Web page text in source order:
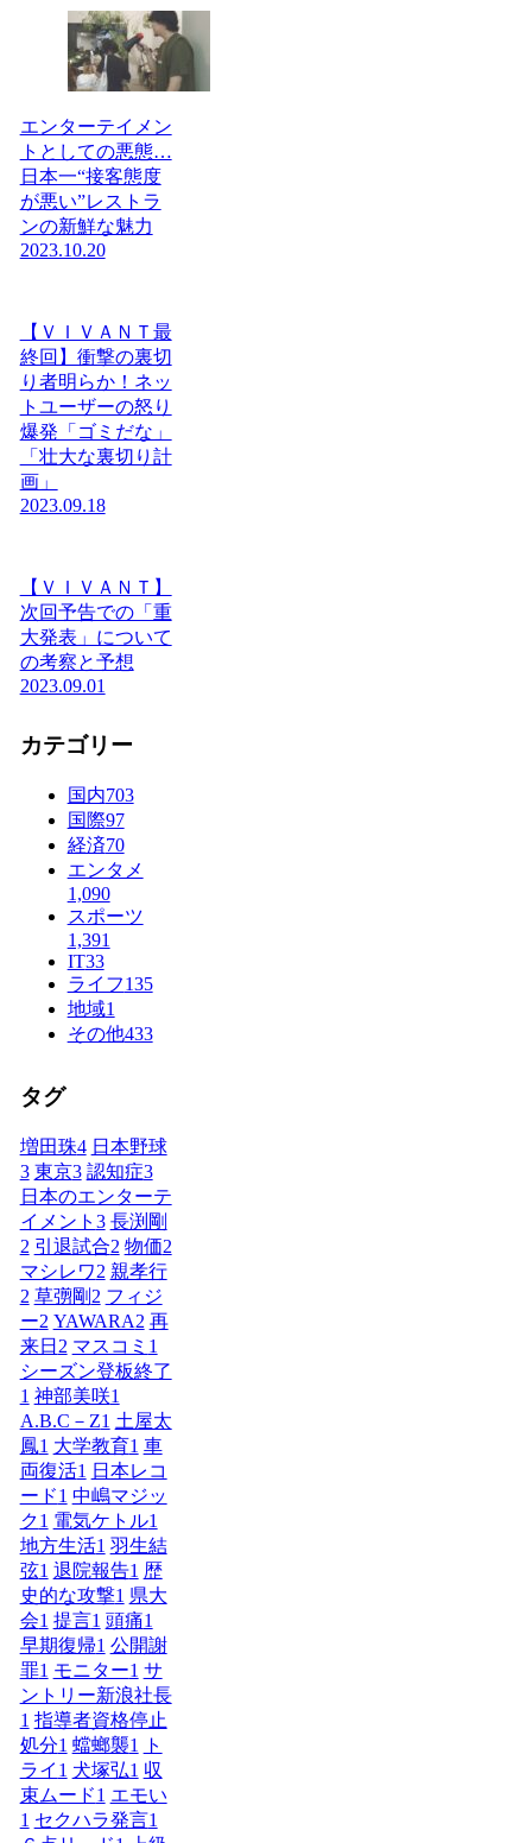
エンターテイメン
トとしての悪態…
日本一“接客態度
が悪い”レストラ
ンの新鮮な魅力
2023.10.20
【ＶＩＶＡＮＴ最
終回】衝撃の裏切
り者明らか！ネッ
トユーザーの怒り
爆発「ゴミだな」
「壮大な裏切り計
画」
2023.09.18
【ＶＩＶＡＮＴ】
次回予告での「重
大発表」について
の考察と予想
2023.09.01
カテゴリー
国内703
国際97
経済70
エンタメ
1,090
スポーツ
1,391
IT33
ライフ135
地域1
その他433
タグ
増田珠4 日本野球
3 東京3 認知症3
日本のエンターテ
イメント 3 長渕剛
2 引退試合2 物価2
マシレワ2 親孝行
2 草彅剛 2 フィジ
ー2 YAWARA2 再
来日 2 マスコミ 1
シーズン登板終了
1 神部美咲1
A.B.C－Z1 土屋太
鳳1 大学教育1 車
両復活1 日本レコ
ード1 中嶋マジッ
ク1 電気ケトル1
地方生活1 羽生結
弦1 退院報告1 歴
史的な攻撃1 県大
会1 提言1 頭痛1
早期復帰1 公開謝
罪1 モニター1 サ
ントリー新浪社長
1 指導者資格停止
処分1 蟷螂襲1
ト
ライ 1 犬塚弘1 収
束ムード1 エモい
1 セクハラ発言1